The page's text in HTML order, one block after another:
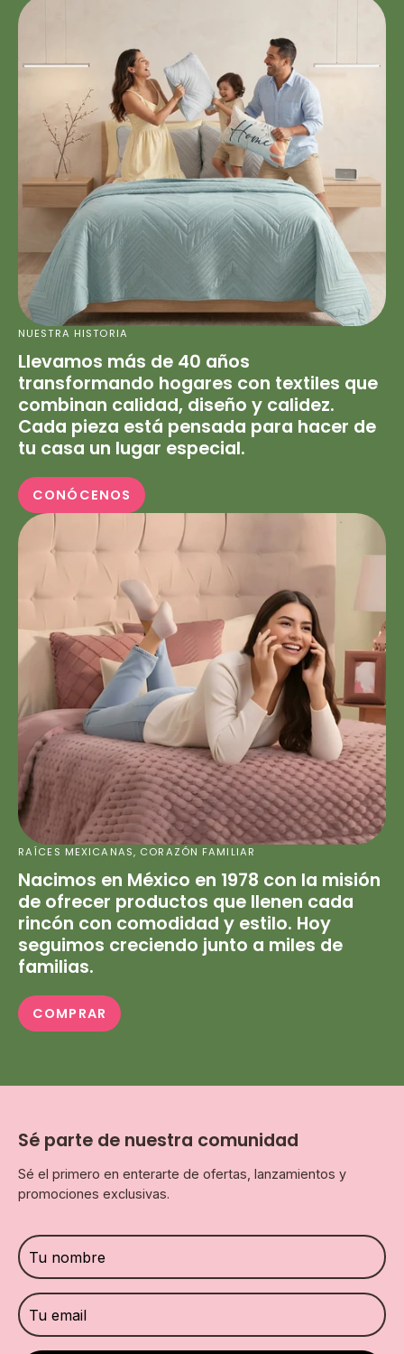
NUESTRA HISTORIA
Llevamos más de 40 años
transformando hogares con textiles que
combinan calidad, diseño y calidez.
Cada pieza está pensada para hacer de
tu casa un lugar especial.
CONÓCENOS
RAÍCES MEXICANAS, CORAZÓN FAMILIAR
Nacimos en México en 1978 con la misión
de ofrecer productos que llenen cada
rincón con comodidad y estilo. Hoy
seguimos creciendo junto a miles de
familias.
COMPRAR
Sé parte de nuestra comunidad
Sé el primero en enterarte de ofertas, lanzamientos y
promociones exclusivas.